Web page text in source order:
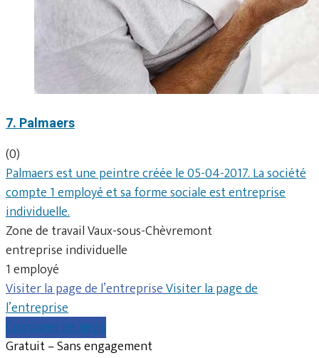
7. Palmaers
(0)
Palmaers est une peintre créée le 05-04-2017. La société
compte 1 employé et sa forme sociale est entreprise
individuelle.
Zone de travail Vaux-sous-Chèvremont
entreprise individuelle
1 employé
Visiter la page de l’entrepriseVisiter la page de
l’entreprise
Comparer les devis
Gratuit – Sans engagement